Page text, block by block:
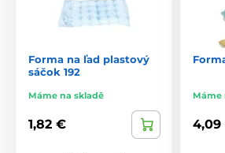
Forma na ľad plastový
sáčok 192
Máme na skladě
1,82 €
Máme